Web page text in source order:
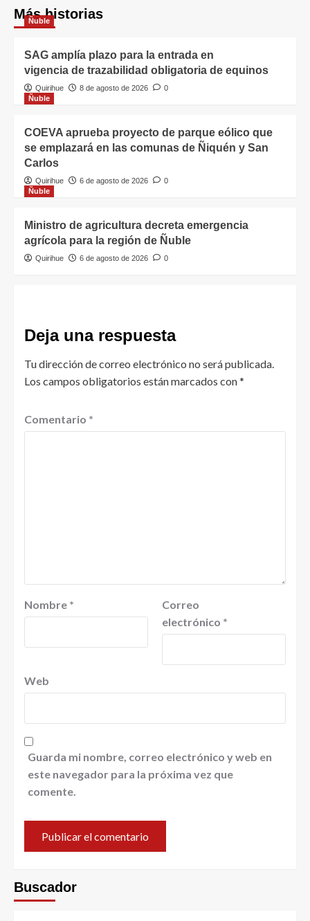
Más historias
Ñuble
SAG amplía plazo para la entrada en
vigencia de trazabilidad obligatoria de equinos
Quirihue 8 de agosto de 2026
0
Ñuble
COEVA aprueba proyecto de parque eólico que
se emplazará en las comunas de Ñiquén y San
Carlos
Quirihue 6 de agosto de 2026
0
Ñuble
Ministro de agricultura decreta emergencia
agrícola para la región de Ñuble
Quirihue 6 de agosto de 2026 0
Deja una respuesta
Tu dirección de correo electrónico no será publicada.
Los campos obligatorios están marcados con*
Comentario *
Nombre *
Correo
electrónico *
Web
Guarda mi nombre, correo electrónico y web en
este navegador para la próxima vez que
comente.
Buscador